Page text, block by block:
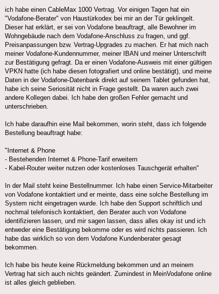
ich habe einen CableMax 1000 Vertrag. Vor einigen Tagen hat ein
"Vodafone-Berater" von Haustürkodex bei mir an der Tür geklingelt.
Dieser hat erklärt, er sei von Vodafone beauftragt, alle Bewohner im
Wohngebäude nach dem Vodafone-Anschluss zu fragen, und ggf.
Preisanpassungen bzw. Vertrag-Upgrades zu machen. Er hat mich nach
meiner Vodafone-Kundennummer, meiner IBAN und meiner Unterschrift
zur Bestätigung gefragt. Da er einen Vodafone-Ausweis mit einer gültigen
VPKN hatte (ich habe diesen fotografiert und online bestätigt), und meine
Daten in der Vodafone-Datenbank direkt auf seinem Tablet gefunden hat,
habe ich seine Seriosität nicht in Frage gestellt. Da waren auch zwei
andere Kollegen dabei. Ich habe den großen Fehler gemacht und
unterschrieben.
Ich habe daraufhin eine Mail bekommen, worin steht, dass ich folgende
Bestellung beauftragt habe:
"Internet & Phone
- Bestehenden Internet & Phone-Tarif erweitern
- Kabel-Router weiter nutzen oder kostenloses Tauschgerät erhalten"
In der Mail steht keine Bestellnummer. Ich habe einen Service-Mitarbeiter
von Vodafone kontaktiert und er meinte, dass eine solche Bestellung im
System nicht eingetragen wurde. Ich habe den Support schriftlich und
nochmal telefonisch kontaktiert, den Berater auch von Vodafone
identifizieren lassen, und mir sagen lassen, dass alles okay ist und ich
entweder eine Bestätigung bekomme oder es wird nichts passieren. Ich
habe das wirklich so von dem Vodafone Kundenberater gesagt
bekommen.
Ich habe bis heute keine Rückmeldung bekommen und an meinem
Vertrag hat sich auch nichts geändert. Zumindest in MeinVodafone online
ist alles gleich geblieben.